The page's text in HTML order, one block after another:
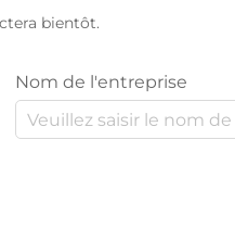
bientôt.
Nom de l'entreprise